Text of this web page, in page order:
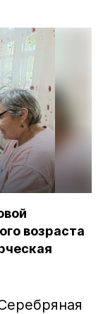
возраста